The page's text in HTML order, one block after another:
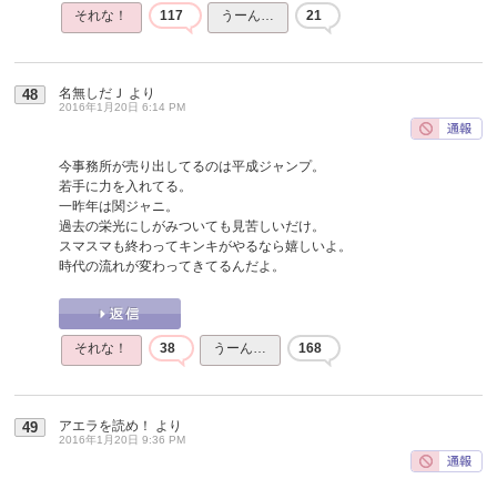
それな！ 117 うーん… 21
48 名無しだＪ より
2016年1月20日 6:14 PM
今事務所が売り出してるのは平成ジャンプ。
若手に力を入れてる。
一昨年は関ジャニ。
過去の栄光にしがみついても見苦しいだけ。
スマスマも終わってキンキがやるなら嬉しいよ。
時代の流れが変わってきてるんだよ。
それな！ 38 うーん… 168
49 アエラを読め！ より
2016年1月20日 9:36 PM